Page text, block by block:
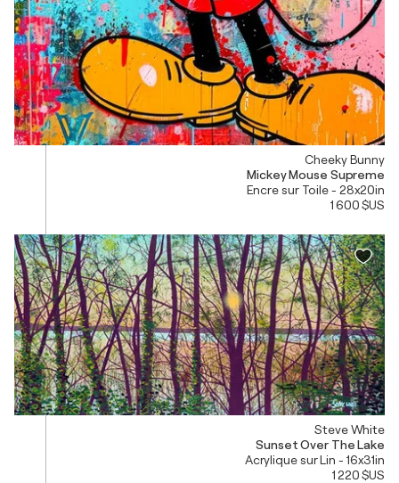
Cheeky Bunny
Mickey Mouse Supreme
Encre sur Toile - 28x20in
1 600 $US
Steve White
Sunset Over The Lake
Acrylique sur Lin - 16x31in
1 220 $US